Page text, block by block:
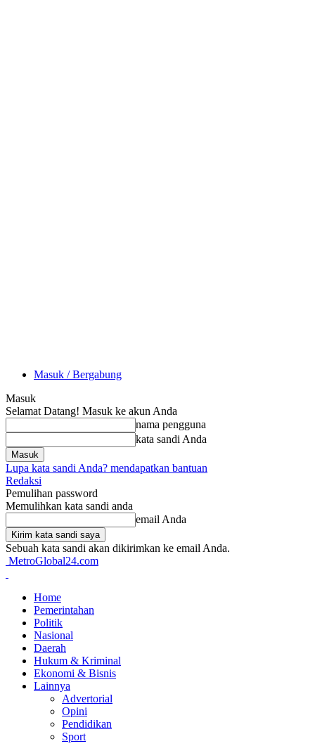
Masuk / Bergabung
Masuk
Selamat Datang! Masuk ke akun Anda
nama pengguna
kata sandi Anda
Lupa kata sandi Anda? mendapatkan bantuan
Redaksi
Pemulihan password
Memulihkan kata sandi anda
email Anda
Sebuah kata sandi akan dikirimkan ke email Anda.
MetroGlobal24.com
Home
Pemerintahan
Politik
Nasional
Daerah
Hukum & Kriminal
Ekonomi & Bisnis
Lainnya
Advertorial
Opini
Pendidikan
Sport